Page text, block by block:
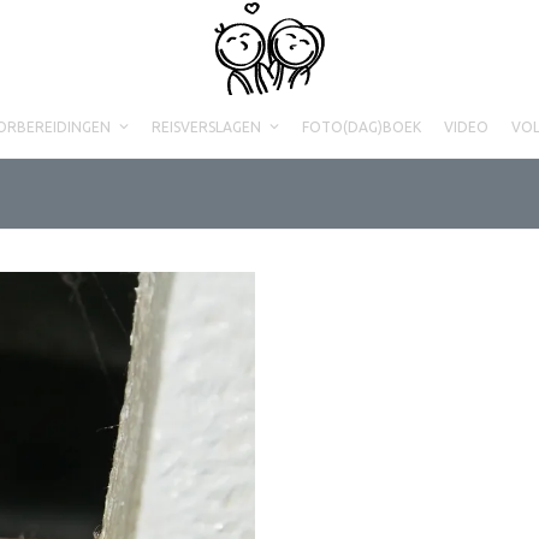
REISVERSLAGEN FOTO(DAG)BOEK VIDEO